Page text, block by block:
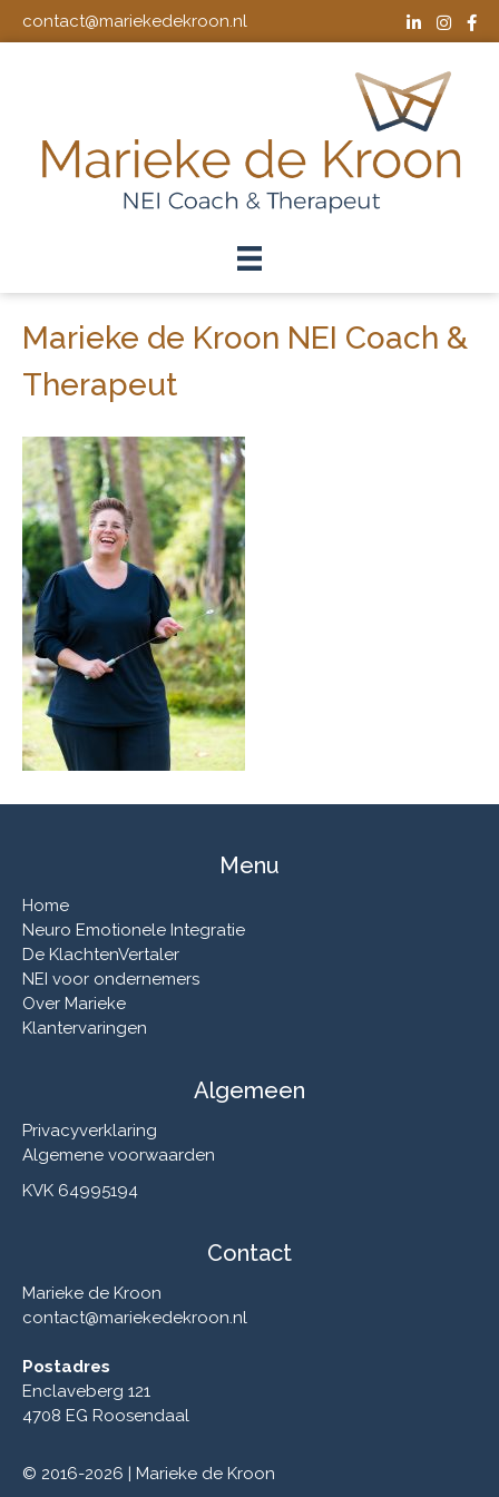
contact@mariekedekroon.nl
Marieke de Kroon NEI Coach &
Therapeut
Menu
Home
Neuro Emotionele Integratie
De KlachtenVertaler
NEI voor ondernemers
Over Marieke
Klantervaringen
Algemeen
Privacyverklaring
Algemene voorwaarden
KVK 64995194
Contact
Marieke de Kroon
contact@mariekedekroon.nl
Postadres
Enclaveberg 121
4708 EG Roosendaal
© 2016-2026 | Marieke de Kroon